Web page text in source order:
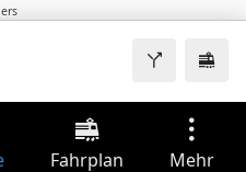
Fahrplan Mehr